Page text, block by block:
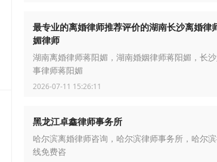
最专业的离婚律师推荐评价的湖南长沙离婚律
媚律师
湖南离婚律师蒋阳媚，湖南婚姻律师蒋阳媚，长
事律师蒋阳媚
2026-07-11 15:26:11
黑龙江卓鑫律师事务所
哈尔滨离婚律师咨询，哈尔滨律师事务所，哈尔
线免费咨